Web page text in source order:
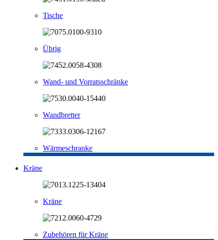
Tische
Übrig
Wand- und Vorratsschränke
Wandbretter
Wärmeschranke
Kräne
Kräne
Zubehören für Kräne